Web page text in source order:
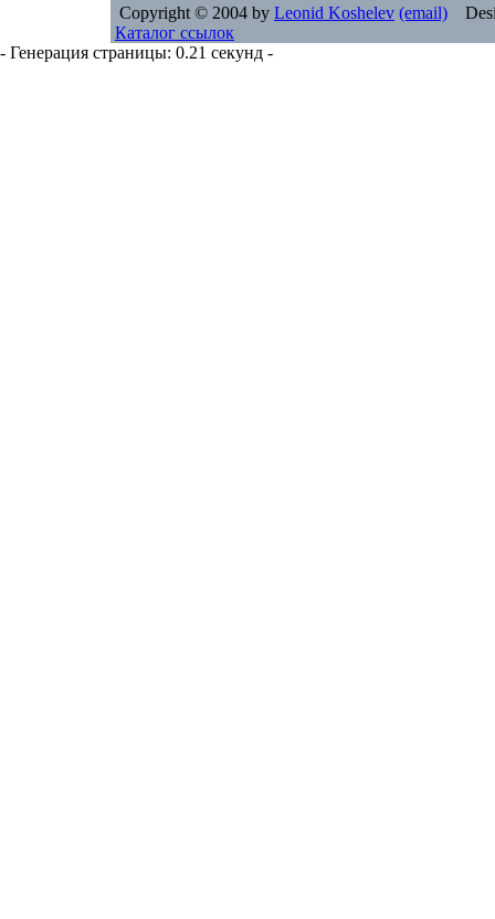
Copyright © 2004 by Leonid Koshelev (email)
Каталог ссылок
- Генерация страницы: 0.21 секунд -